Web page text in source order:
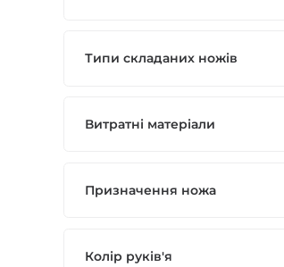
Типи складаних ножів
Витратні матеріали
Призначення ножа
Колір руків'я